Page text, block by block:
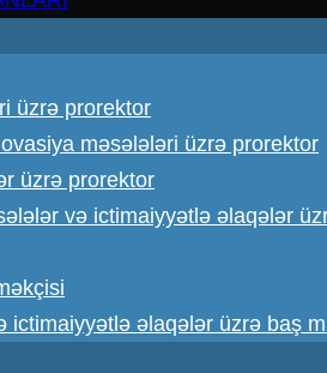
üzrə prorektor
məsələləri üzrə prorektor
üzrə prorektor
və ictimaiyyətlə əlaqələr
ictimaiyyətlə əlaqələr üzrə baş